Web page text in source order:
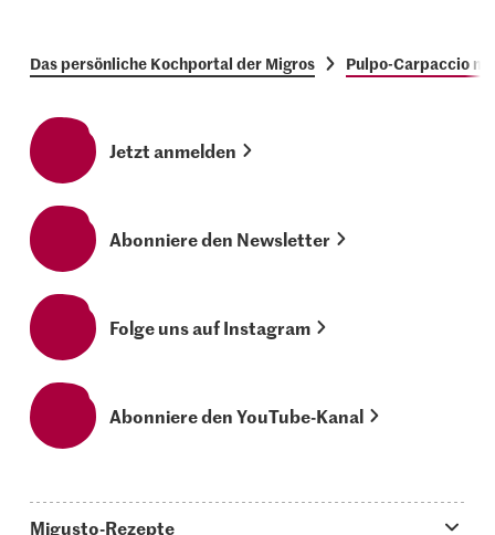
Das persönliche Kochportal der Migros Pulpo-Carpaccio
Jetzt anmelden
Abonniere den Newsletter
Folge uns auf Instagram
Abonniere den YouTube-Kanal
Migusto-Rezepte